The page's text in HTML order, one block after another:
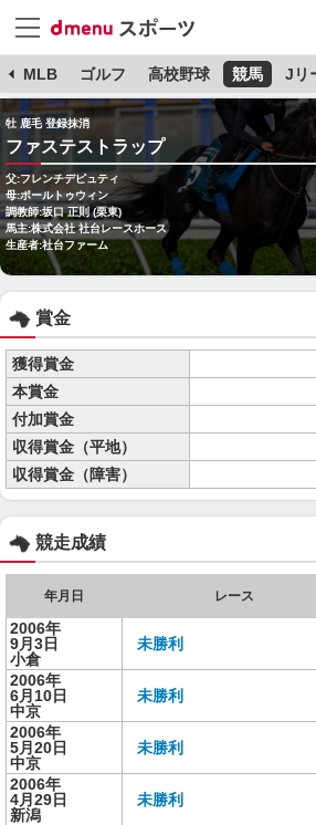
MLB ゴルフ 高校野球 競馬 Jリ
牡 鹿毛 登録抹消
ファステストラップ
父:フレンチデピュティ
母:ポールトゥウィン
調教師:坂口 正則 (栗東)
馬主:株式会社 社台レースホース
生産者:社台ファーム
賞金
獲得賞金
本賞金
付加賞金
収得賞金（平地）
収得賞金（障害）
競走成績
年月日 レース
2006年
9月3日
小倉
未勝利
2006年
6月10日
中京
未勝利
2006年
5月20日
中京
未勝利
2006年
4月29日
新潟
未勝利